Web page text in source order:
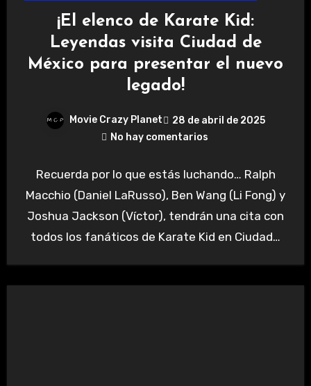
¡El elenco de Karate Kid:
Leyendas visita Ciudad de
México para presentar el nuevo
legado!
Movie Crazy Planet
28 de abril de 2025
No hay comentarios
Recuerda por lo que estás luchando… Ralph
Macchio (Daniel LaRusso), Ben Wang (Li Fong) y
Joshua Jackson (Víctor), tendrán una cita con
todos los fanáticos de Karate Kid en Ciudad…